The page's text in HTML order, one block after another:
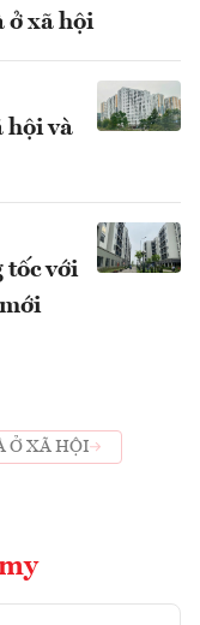
ở xã hội
hội và
tốc với
Ở XÃ HỘI